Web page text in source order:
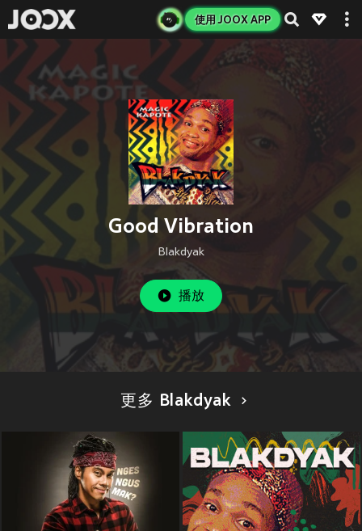
使用 JOOX APP
Good Vibration
Blakdyak
播放
更多 Blakdyak